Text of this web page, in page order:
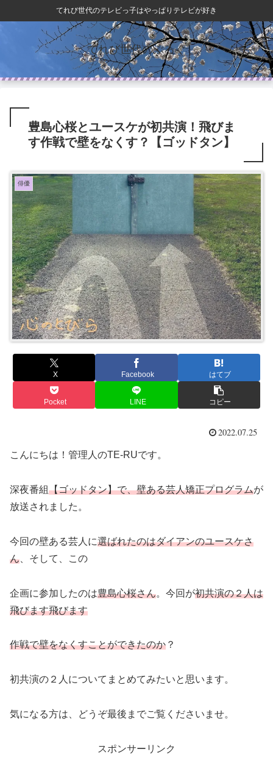
てれび世代のテレビっ子はやっぱりテレビが好き
てれび世代のぶろぐ
豊島心桜とユースケが初共演！飛びま
す作戦で壁をなくす？【ゴッドタン】
俳優
X Facebook はてブ
Pocket LINE コピー
2022.07.25
こんにちは！管理人のTE-RUです。
深夜番組【ゴッドタン】で、壁ある芸人矯正プログラムが
放送されました。
今回の壁ある芸人に選ばれたのはダイアンのユースケさ
ん 、そして、この
企画に参加したのは豊島心桜さん。今回が初共演の２人は
飛びます飛びます
作戦で壁をなくすことができたのか ？
初共演の２人についてまとめてみたいと思います。
気になる方は、どうぞ最後までご覧くださいませ。
スポンサーリンク